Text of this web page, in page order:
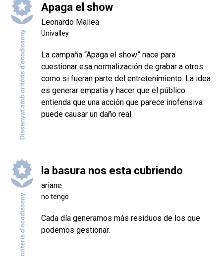
Apaga el show
Leonardo Mallea
Univalley
La campaña “Apaga el show” nace para
cuestionar esa normalización de grabar a otros
como si fueran parte del entretenimiento. La idea
es generar empatía y hacer que el público
entienda que una acción que parece inofensiva
puede causar un daño real.
la basura nos esta cubriendo
ariane
no tengo
Cada día generamos más residuos de los que
podemos gestionar.